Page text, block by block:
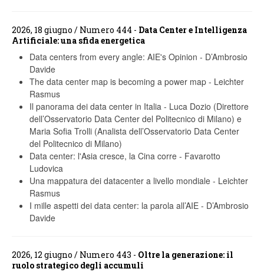
2026, 18 giugno / Numero 444 - Data Center e Intelligenza
Artificiale: una sfida energetica
Data centers from every angle: AIE's Opinion - D’Ambrosio
Davide
The data center map is becoming a power map - Leichter
Rasmus
Il panorama dei data center in Italia - Luca Dozio (Direttore
dell’Osservatorio Data Center del Politecnico di Milano) e
Maria Sofia Trolli (Analista dell’Osservatorio Data Center
del Politecnico di Milano)
Data center: l'Asia cresce, la Cina corre - Favarotto
Ludovica
Una mappatura dei datacenter a livello mondiale - Leichter
Rasmus
I mille aspetti dei data center: la parola all’AIE - D’Ambrosio
Davide
2026, 12 giugno / Numero 443 - Oltre la generazione: il
ruolo strategico degli accumuli